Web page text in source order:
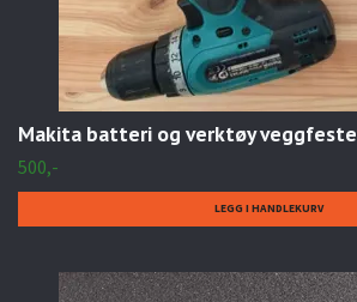
Makita batteri og verktøy veggfeste
500,-